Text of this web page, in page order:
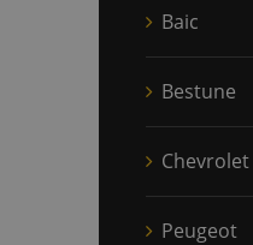
Baic
Bestune
Chevrolet
Peugeot